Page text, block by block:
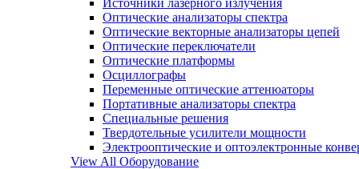
Источники лазерного излучения
Оптические анализаторы спектра
Оптические векторные анализаторы цепей
Оптические переключатели
Оптические платформы
Осциллографы
Переменные оптические аттенюаторы
Портативные анализаторы спектра
Специальные решения
Твердотельные усилители мощности
Электрооптические и оптоэлектронные
View All Оборудование